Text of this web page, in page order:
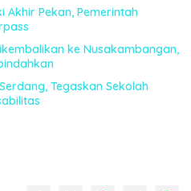
Akhir Pekan, Pemerintah
ke Nusakambangan,
Tegaskan Sekolah